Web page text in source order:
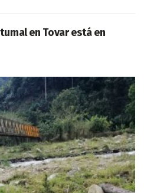
en Tovar está en